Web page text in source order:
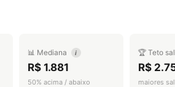
📊 Mediana i
R$ 1.881
50% acima / abaixo
🏆 Teto
R$
maiores